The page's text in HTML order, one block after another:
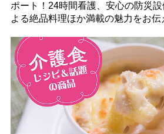
ポート！24時間看護、安心の防災
よる絶品料理ほか満載の魅力をお伝